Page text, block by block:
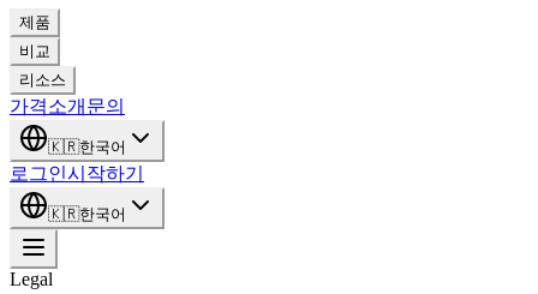
제품
비교
리소스
가격소개 문의
🇰🇷한국어
로그인시작하기
🇰🇷한국어
Legal